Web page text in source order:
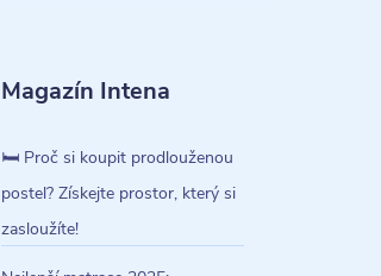
Magazín Intena
🛏️ Proč si koupit prodlouženou
postel? Získejte prostor, který si
zasloužíte!